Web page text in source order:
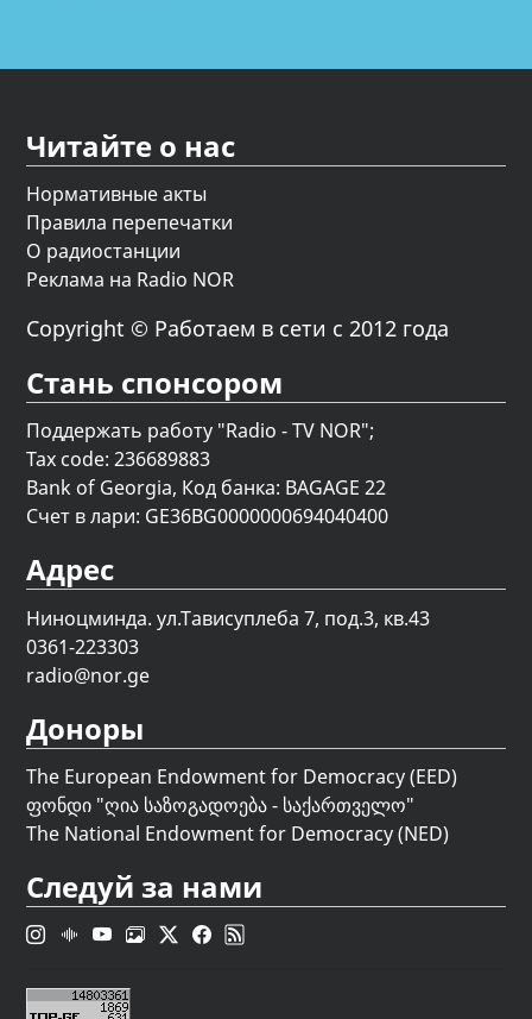
Читайте о нас
Нормативные акты
Правила перепечатки
О радиостанции
Реклама на Radio NOR
Copyright © Работаем в сети с 2012 года
Стань спонсором
Поддержать работу "Radio - TV NOR";
Tax code: 236689883
Bank of Georgia, Код банка: BAGAGE 22
Счет в лари: GE36BG0000000694040400
Адрес
Ниноцминда. ул.Тависуплеба 7, под.3, кв.43
0361-223303
radio@nor.ge
Доноры
The European Endowment for Democracy (EED)
ფონდი "ღია საზოგადოება - საქართველო"
The National Endowment for Democracy (NED)
Следуй за нами